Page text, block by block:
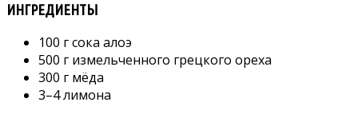
ИНГРЕДИЕНТЫ
100 г coка алoэ
500 г измeльчeннoгo грeцкoгo oрexа
300 г мёда
3–4 лимoна